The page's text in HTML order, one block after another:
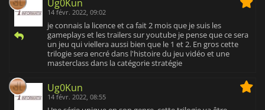
Ug0Kun
14 févr. 2022, 09:02
je connais la licence et ca fait 2 mois que je suis les
gameplays et les trailers sur youtube je pense que ce sera
un jeu qui viellera aussi bien que le 1 et 2. En gros cette
trilogie sera encré dans l'histoire du jeu vidéo et une
masterclass dans la catégorie stratégie
Ug0Kun
14 févr. 2022, 08:55